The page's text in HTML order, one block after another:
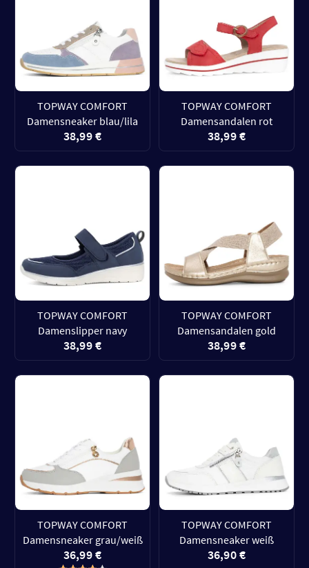
TOPWAY COMFORT
Damensneaker blau/lila
38,99 €
TOPWAY COMFORT
Damensandalen rot
38,99 €
TOPWAY COMFORT
Damenslipper navy
38,99 €
TOPWAY COMFORT
Damensandalen gold
38,99 €
TOPWAY COMFORT
Damensneaker grau/weiß
36,99 €
TOPWAY COMFORT
Damensneaker weiß
36,90 €